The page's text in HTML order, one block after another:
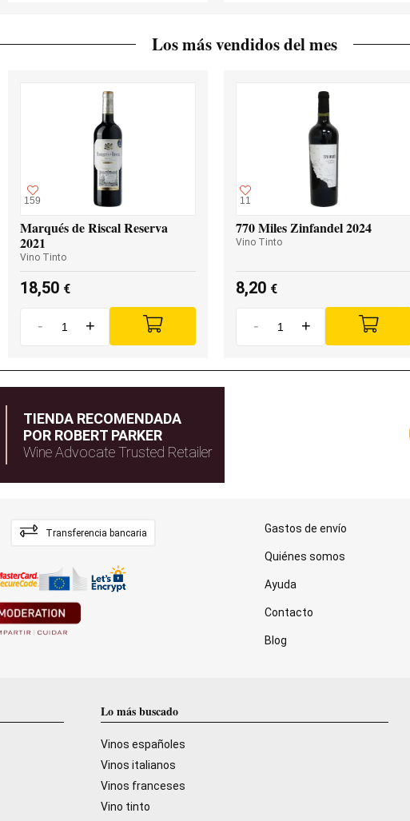
Los más vendidos del mes
159
Marqués de Riscal Reserva
2021
Vino Tinto
18,50 €
- +
11
770 Miles Zinfandel 2024
Vino Tinto
8,20 €
- +
TIENDA RECOMENDADA
POR ROBERT PARKER
Wine Advocate Trusted Retailer
Transferencia bancaria Gastos de envío
Quiénes somos
Ayuda
Contacto
Blog
Lo más buscado
Vinos españoles
Vinos italianos
Vinos franceses
Vino tinto